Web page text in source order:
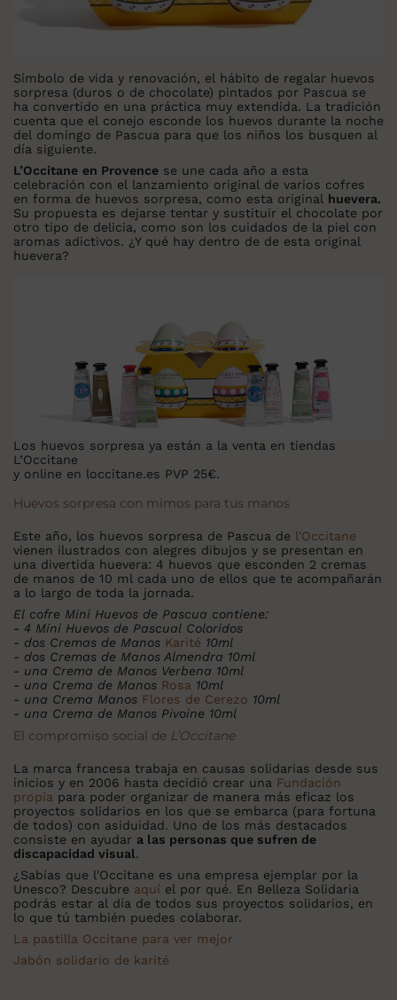
Símbolo de vida y renovación, el hábito de regalar huevos
sorpresa (duros o de chocolate) pintados por Pascua se
ha convertido en una práctica muy extendida. La tradición
cuenta que el conejo esconde los huevos durante la noche
del domingo de Pascua para que los niños los busquen al
día siguiente.
L’Occitane en Provence se une cada año a esta
celebración con el lanzamiento original de varios cofres
en forma de huevos sorpresa, como esta original huevera.
Su propuesta es dejarse tentar y sustituir el chocolate por
otro tipo de delicia, como son los cuidados de la piel con
aromas adictivos. ¿Y qué hay dentro de de esta original
huevera?
Los huevos sorpresa ya están a la venta en tiendas
L’Occitane
y online en loccitane.es PVP 25€.
Huevos sorpresa con mimos para tus manos
Este año, los huevos sorpresa de Pascua de l'Occitane
vienen ilustrados con alegres dibujos y se presentan en
una divertida huevera: 4 huevos que esconden 2 cremas
de manos de 10 ml cada uno de ellos que te acompañarán
a lo largo de toda la jornada.
El cofre Mini Huevos de Pascua contiene:
- 4 Mini Huevos de Pascual Coloridos
- dos Cremas de Manos Karité 10ml
- dos Cremas de Manos Almendra 10ml
- una Crema de Manos Verbena 10ml
- una Crema de Manos Rosa 10ml
- una Crema Manos Flores de Cerezo 10ml
- una Crema de Manos Pivoine 10ml
El compromiso social de L’Occitane
La marca francesa trabaja en causas solidarias desde sus
inicios y en 2006 hasta decidió crear una Fundación
propia para poder organizar de manera más eficaz los
proyectos solidarios en los que se embarca (para fortuna
de todos) con asiduidad. Uno de los más destacados
consiste en ayudar a las personas que sufren de
discapacidad visual.
¿Sabías que l'Occitane es una empresa ejemplar por la
Unesco? Descubre aquí el por qué. En Belleza Solidaria
podrás estar al día de todos sus proyectos solidarios, en
lo que tú también puedes colaborar.
La pastilla Occitane para ver mejor
Jabón solidario de karité